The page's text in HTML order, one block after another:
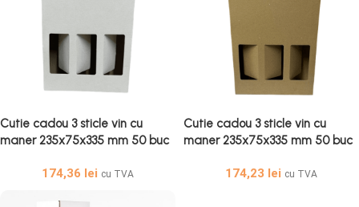
Cutie cadou 3 sticle vin cu
maner 235x75x335 mm 50 buc
174,36 lei cu TVA
Cutie cadou 3 sticle vin cu
maner 235x75x335 mm 50 buc
174,23 lei cu TVA